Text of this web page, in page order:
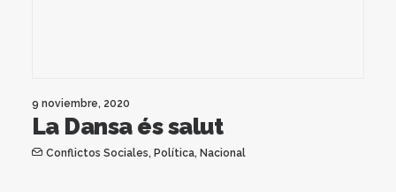
9 noviembre, 2020
La Dansa és salut
Conflictos Sociales, Política, Nacional